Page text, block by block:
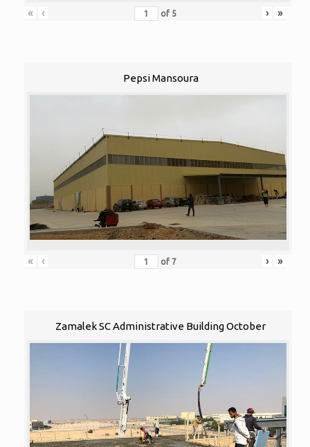
« ‹ of 5 › »
Pepsi Mansoura
« ‹ of 7 › »
Zamalek SC Administrative Building October